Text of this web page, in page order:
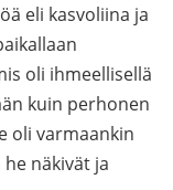
eli kasvoliina ja
oli ihmeellisellä
kuin perhonen
oli varmaankin
näkivät ja